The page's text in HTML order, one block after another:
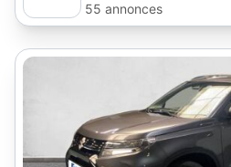
55 annonces